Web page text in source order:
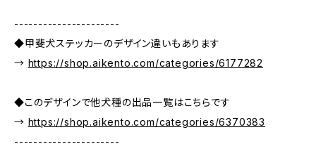
----------------------
◆甲斐犬ステッカーのデザイン違いもあります
→ https://shop.aikento.com/categories/6177282
◆このデザインで他犬種の出品一覧はこちらです
→ https://shop.aikento.com/categories/6370383
----------------------